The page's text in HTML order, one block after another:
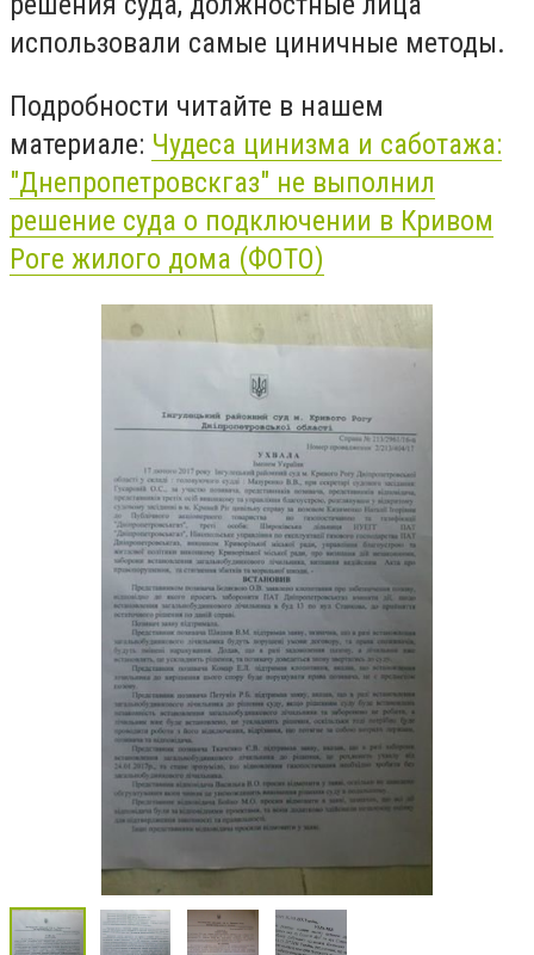
использовали самые циничные методы.
Подробности читайте в нашем
материале: Чудеса цинизма и саботажа:
"Днепропетровскгаз" не выполнил
решение суда о подключении в Кривом
Роге жилого дома (ФОТО)